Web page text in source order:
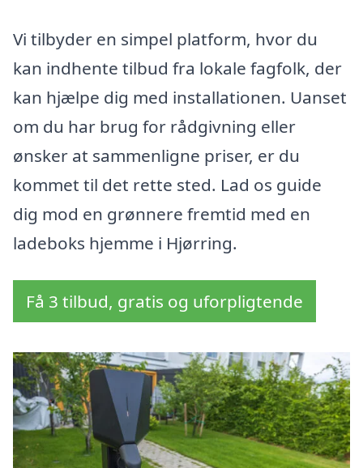
Vi tilbyder en simpel platform, hvor du
kan indhente tilbud fra lokale fagfolk, der
kan hjælpe dig med installationen. Uanset
om du har brug for rådgivning eller
ønsker at sammenligne priser, er du
kommet til det rette sted. Lad os guide
dig mod en grønnere fremtid med en
ladeboks hjemme i Hjørring.
Få 3 tilbud, gratis og uforpligtende